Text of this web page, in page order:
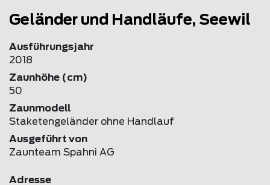
Geländer und Handläufe, Seewil
Ausführungsjahr
2018
Zaunhöhe (cm)
50
Zaunmodell
Staketengeländer ohne Handlauf
Ausgeführt von
Zaunteam Spahni AG
Adresse